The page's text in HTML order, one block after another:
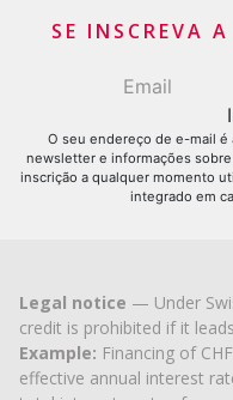
SE INSCREVA
O seu endereço de e-mail é
newsletter e informações
inscrição a qualquer momento
integrado em
Legal notice — Under
credit is prohibited if it
Example: Financing of
effective annual interest